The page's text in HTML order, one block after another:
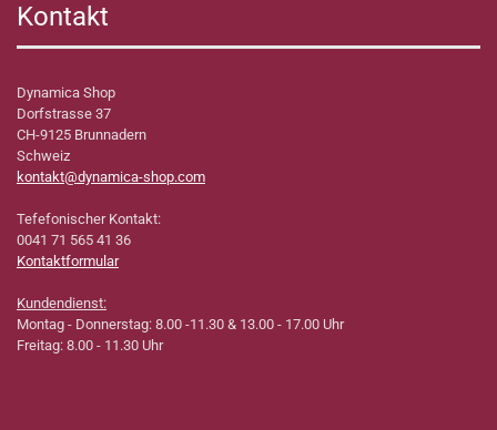
Kontakt
Dynamica Shop
Dorfstrasse 37
CH-9125 Brunnadern
Schweiz
kontakt@dynamica-shop.com
Tefefonischer Kontakt:
0041 71 565 41 36
Kontaktformular
Kundendienst:
Montag - Donnerstag: 8.00 -11.30 & 13.00 - 17.00 Uhr
Freitag: 8.00 - 11.30 Uhr